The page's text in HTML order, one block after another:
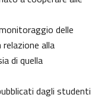
delle
alla
di quella
dagli studenti